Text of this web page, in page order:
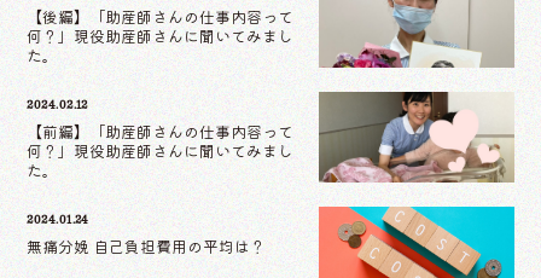
【後編】「助産師さんの仕事内容って
何？」現役助産師さんに聞いてみまし
た。
2024.02.12
【前編】「助産師さんの仕事内容って
何？」現役助産師さんに聞いてみまし
た。
2024.01.24
無痛分娩 自己負担費用の平均は？